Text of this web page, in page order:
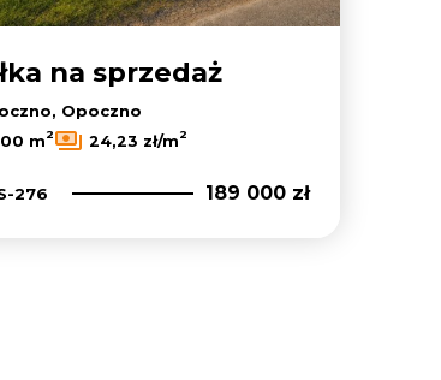
na sprzedaż
Opoczno
m2 24,23 zł/m2
276 189 000 zł